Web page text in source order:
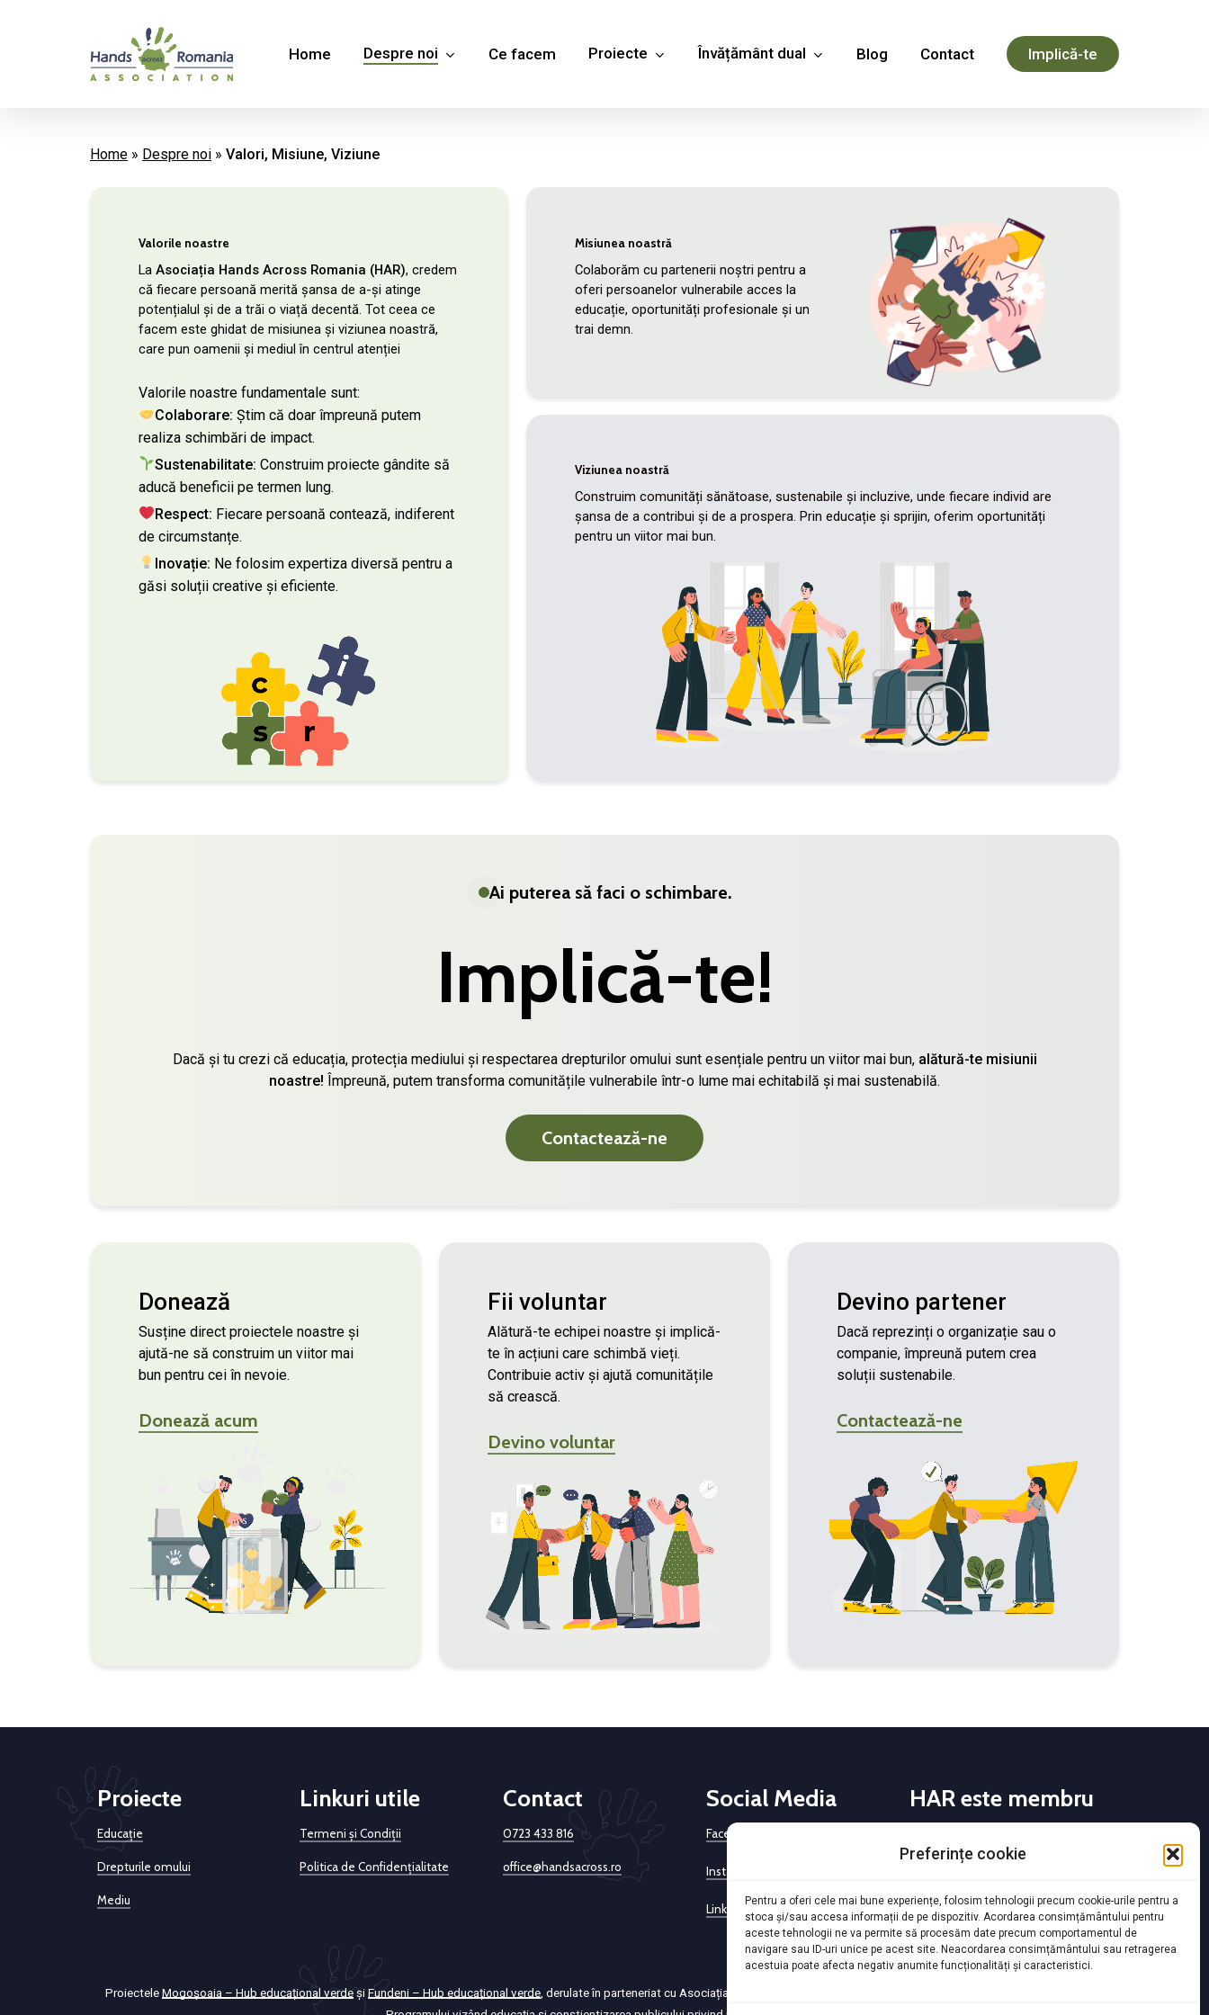
Preferințe cookie
Pentru a oferi cele mai bune experiențe, folosim tehnologii precum cookie-urile pentru a
stoca și/sau accesa informații de pe dispozitiv. Acordarea consimțământului pentru
aceste tehnologii ne va permite să procesăm date precum comportamentul de
navigare sau ID-uri unice pe acest site. Neacordarea consimțământului sau retragerea
acestuia poate afecta negativ anumite funcționalități și caracteristici.
Home Despre noi Ce facem Proiecte Învățământ dual Blog Contact Implică-te
Home » Despre noi » Valori, Misiune, Viziune
Valorile noastre
La Asociația Hands Across Romania (HAR), credem
că fiecare persoană merită șansa de a-și atinge
potențialul și de a trăi o viață decentă. Tot ceea ce
facem este ghidat de misiunea și viziunea noastră,
care pun oamenii și mediul în centrul atenției
Valorile noastre fundamentale sunt:
Colaborare: Știm că doar împreună putem
realiza schimbări de impact.
Sustenabilitate: Construim proiecte gândite să
aducă beneficii pe termen lung.
Respect: Fiecare persoană contează, indiferent
de circumstanțe.
Inovație: Ne folosim expertiza diversă pentru a
găsi soluții creative și eficiente.
Misiunea noastră
Colaborăm cu partenerii noștri pentru a
oferi persoanelor vulnerabile acces la
educație, oportunități profesionale și un
trai demn.
Viziunea noastră
Construim comunități sănătoase, sustenabile și incluzive, unde fiecare individ are
șansa de a contribui și de a prospera. Prin educație și sprijin, oferim oportunități
pentru un viitor mai bun.
Ai puterea să faci o schimbare.
Implică-te!
Dacă și tu crezi că educația, protecția mediului și respectarea drepturilor omului sunt esențiale pentru un viitor mai bun, alătură-te misiunii
noastre! Împreună, putem transforma comunitățile vulnerabile într-o lume mai echitabilă și mai sustenabilă.
Contactează-ne
Donează
Susține direct proiectele noastre și
ajută-ne să construim un viitor mai
bun pentru cei în nevoie.
Donează acum
Fii voluntar
Alătură-te echipei noastre și implică-
te în acțiuni care schimbă vieți.
Contribuie activ și ajută comunitățile
să crească.
Devino voluntar
Devino partener
Dacă reprezinți o organizație sau o
companie, împreună putem crea
soluții sustenabile.
Contactează-ne
Proiecte
Educație
Drepturile omului
Mediu
Linkuri utile
Termeni și Condiții
Politica de Confidențialitate
Contact
0723 433 816
office@handsacross.ro
Social Media
Facebook
Instagram
LinkedIn
HAR este membru
NRCC
European Alliance for Apprenticeships
Proiectele Mogoșoaia – Hub educațional verdeși Fundeni – Hub educațional verde, derulate în parteneriat cu Asociația Hands across România sunt finanțate din